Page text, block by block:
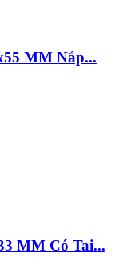
MM Nắp...
MM Có Tai...